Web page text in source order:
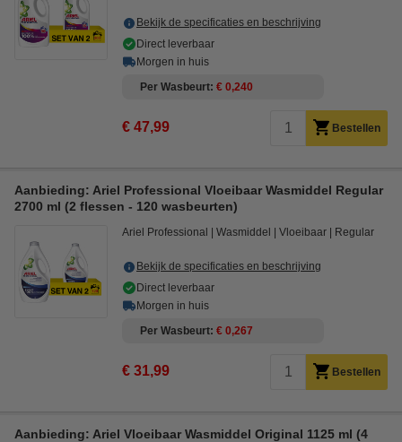
Bekijk de specificaties en beschrijving
Direct leverbaar
Morgen in huis
Per Wasbeurt € 0,240
€ 47,99 Bestellen
Aanbieding: Ariel Professional Vloeibaar Wasmiddel Regular
2700 ml (2 flessen - 120 wasbeurten)
Ariel Professional Wasmiddel Vloeibaar Regular
Bekijk de specificaties en beschrijving
Direct leverbaar
Morgen in huis
Per Wasbeurt € 0,267
€ 31,99 Bestellen
Aanbieding: Ariel Vloeibaar Wasmiddel Original 1125 ml (4